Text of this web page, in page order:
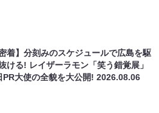
密着】分刻みのスケジュールで広島を駆
ける! レイザーラモン「笑う錯覚展」
PR大使の全貌を大公開!2026.08.06